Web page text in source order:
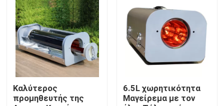
Καλύτερος
προμηθευτής της
6.5L χωρητικότητα
Μαγείρεμα με τον